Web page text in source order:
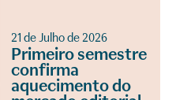
21 de Julho de 2026
Primeiro semestre
confirma
aquecimento do